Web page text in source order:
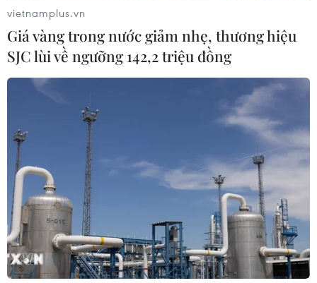
HSBC dự báo kinh tế Việt Nam tạo ra GDP
mới nhiều tương đương Hà Lan
31/10/2024 11:55
Ngân hàng HSBC dự báo kinh tế Việt Nam sẽ tăng
trưởng 7% trong năm 2024, trở thành nền kinh tế tăng
trưởng nhanh nhất ASEAN và tạo ra GDP mới nhiều
tương đương Hà Lan.
vietnamplus.vn
Giá vàng trong nước giảm nhẹ, thương hiệu
SJC lùi về ngưỡng 142,2 triệu đồng